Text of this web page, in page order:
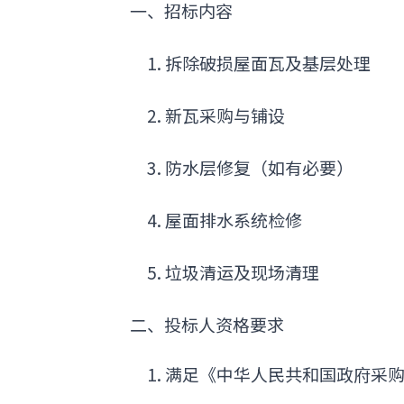
一、招标内容
1. 拆除破损屋面瓦及基层处理
2. 新瓦采购与铺设
3. 防水层修复（如有必要）
4. 屋面排水系统检修
5. 垃圾清运及现场清理
二、 投标人资格要求
1. 满足《中华人民共和国政府采